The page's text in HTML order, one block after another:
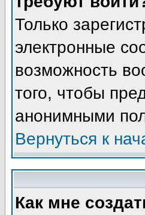
Только
электронные
возможность
того, чтобы
анонимными
Вернуться к
Как мне